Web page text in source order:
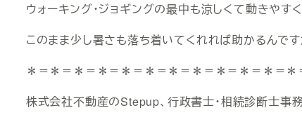
ウォーキング・ジョギングの最中も涼しくて動きやす
このまま少し暑さも落ち着いてくれれば助かるんですが
＊＝＊＝＊＝＊＝＊＝＊＝＊＝＊＝＊＝＊＝＊＝
株式会社不動産のStepup、行政書士・相続診断士